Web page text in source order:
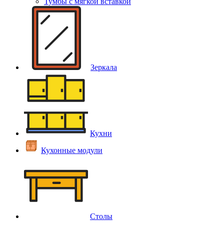
Зеркала
Кухни
Кухонные модули
Столы